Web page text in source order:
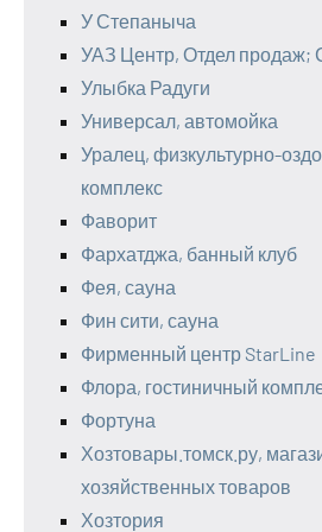
У Степаныча
УАЗ Центр, Отдел продаж;
Улыбка Радуги
Универсал, автомойка
Уралец, физкультурно-
комплекс
Фаворит
Фархатджа, банный клуб
Фея, сауна
Фин сити, сауна
Фирменный центр StarLine
Флора, гостиничный
Фортуна
Хозтовары.томск.ру,
хозяйственных товаров
Хозтория